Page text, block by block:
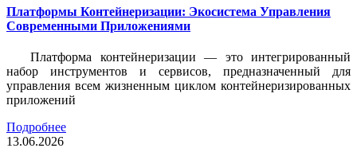
Платформы Контейнеризации: Экосистема Управления
Современными Приложениями
Платформа контейнеризации — это интегрированный
набор инструментов и сервисов, предназначенный для
управления всем жизненным циклом контейнеризированных
приложений
Подробнее
13.06.2026